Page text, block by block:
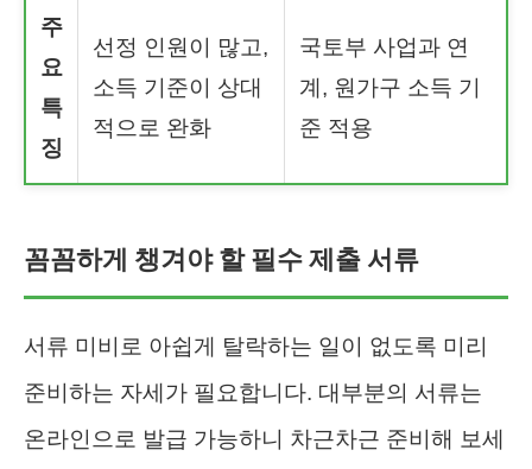
주
요
특
징
선정 인원이 많고,
소득 기준이 상대
적으로 완화
국토부 사업과 연
계, 원가구 소득 기
준 적용
꼼꼼하게 챙겨야 할 필수 제출 서류
서류 미비로 아쉽게 탈락하는 일이 없도록 미리
준비하는 자세가 필요합니다. 대부분의 서류는
온라인으로 발급 가능하니 차근차근 준비해 보세